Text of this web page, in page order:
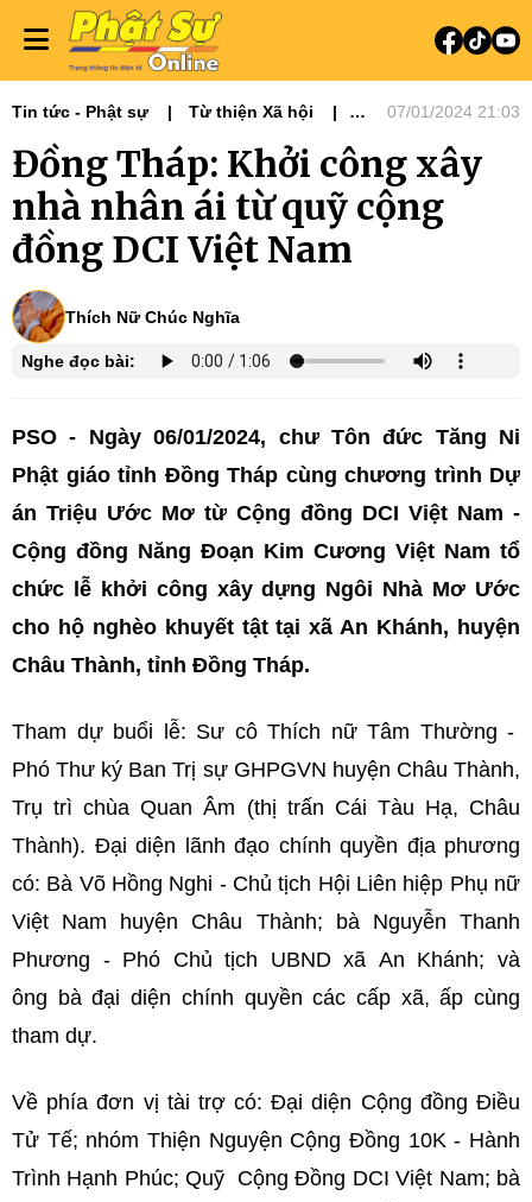
Tin tức - Phật sự
Từ thiện Xã hội
07/01/2024 21:03
Đồng Tháp: Khởi công xây
nhà nhân ái từ quỹ cộng
đồng DCI Việt Nam
Thích Nữ Chúc Nghĩa
Nghe đọc bài:
PSO - Ngày 06/01/2024, chư Tôn đức Tăng Ni
Phật giáo tỉnh Đồng Tháp cùng chương trình Dự
án Triệu Ước Mơ từ Cộng đồng DCI Việt Nam -
Cộng đồng Năng Đoạn Kim Cương Việt Nam tổ
chức lễ khởi công xây dựng Ngôi Nhà Mơ Ước
cho hộ nghèo khuyết tật tại xã An Khánh, huyện
Châu Thành, tỉnh Đồng Tháp.
Tham dự buổi lễ: Sư cô Thích nữ Tâm Thường -
Phó Thư ký Ban Trị sự GHPGVN huyện Châu Thành,
Trụ trì chùa Quan Âm (thị trấn Cái Tàu Hạ, Châu
Thành). Đại diện lãnh đạo chính quyền địa phương
có: Bà Võ Hồng Nghi - Chủ tịch Hội Liên hiệp Phụ nữ
Việt Nam huyện Châu Thành; bà Nguyễn Thanh
Phương - Phó Chủ tịch UBND xã An Khánh; và
ông bà đại diện chính quyền các cấp xã, ấp cùng
tham dự.
Về phía đơn vị tài trợ có: Đại diện Cộng đồng Điều
Tử Tế; nhóm Thiện Nguyện Cộng Đồng 10K - Hành
Trình Hạnh Phúc; Quỹ Cộng Đồng DCI Việt Nam; bà